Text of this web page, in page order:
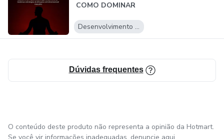
COMO DOMINAR
ATRAIR RESPEI... Desenvolvimento Pessoal
Dúvidas frequentes
O conteúdo deste produto não representa a opinião da Hotmart.